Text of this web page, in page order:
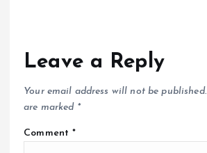
Leave a Reply
Your email address will not be published.
are marked *
Comment*